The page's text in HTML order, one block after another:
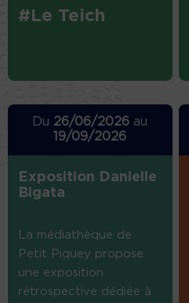
#Le Teich
Du 26/06/2026 au
19/09/2026
Exposition Danielle
Bigata
La médiathèque de
Petit Piquey propose
une exposition
rétrospective dédiée à